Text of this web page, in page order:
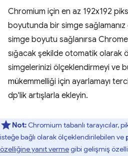
Chromium için en az 192x192
boyutunda bir simge sağlamanız
simge boyutu sağlanırsa
sığacak şekilde otomatik olarak
simgelerinizi ölçeklendirmeyi ve
mükemmelliği için ayarlamayı
dp'lik artışlarla ekleyin.
Not: Chromium tabanlı tarayıcılar,
isteğe bağlı olarak ölçeklendirilebilen ve
özelliğine yanıt vermegibi gelişmiş